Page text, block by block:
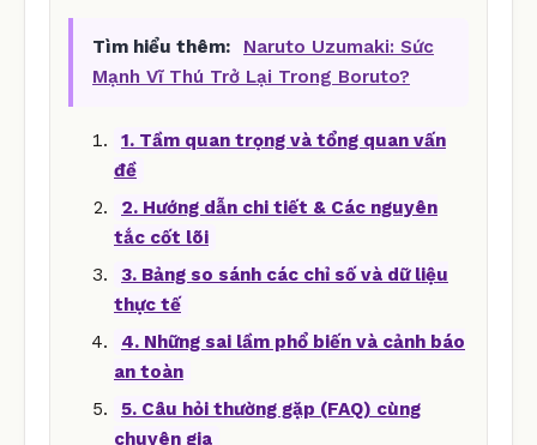
Tìm hiểu thêm:
Naruto Uzumaki: Sức
Mạnh Vĩ Thú Trở Lại Trong Boruto?
1. Tầm quan trọng và tổng quan vấn
đề
2. Hướng dẫn chi tiết & Các nguyên
tắc cốt lõi
3. Bảng so sánh các chỉ số và dữ liệu
thực tế
4. Những sai lầm phổ biến và cảnh báo
an toàn
5. Câu hỏi thường gặp (FAQ) cùng
chuyên gia